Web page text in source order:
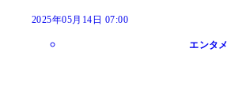
2025年05月14日 07:00
エンタメ